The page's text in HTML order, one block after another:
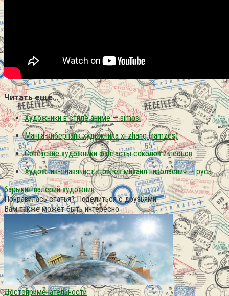
Читать еще…
Художники в стиле аниме — simosi
Манга-киберпанк художника xi zhang (ramzes)
Советские художники фантасты соколов и леонов
Художник-славянист щрилёв михаил николаевич — русь
барыкин валерий художник
Понравилась статья? Поделиться с друзьями:
Вам также может быть интересно
Достопримечательности